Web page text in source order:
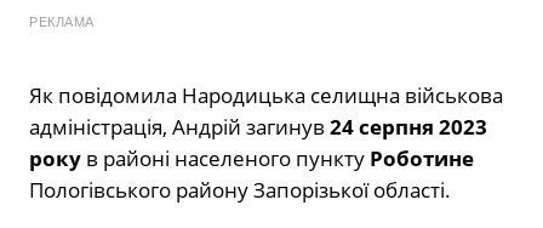
РЕКЛАМА
Як повідомила Народицька селищна військова
адміністрація, Андрій загинув 24 серпня 2023
року в районі населеного пункту Роботине
Пологівського району Запорізької області.